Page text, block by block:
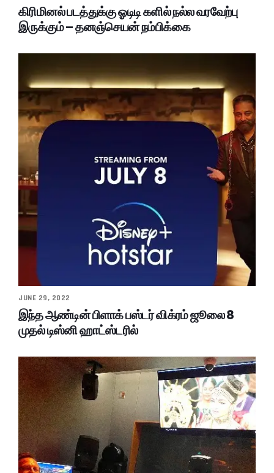
கிரிமினல் படத்துக்கு ஓடிடி களில் நல்ல வரவேற்பு
இருக்கும் – தனஞ்செயன் நம்பிக்கை
JUNE 29, 2022
இந்த ஆண்டின் பிளாக் பஸ்டர் விக்ரம் ஜூலை 8
முதல் டிஸ்னி ஹாட்ஸ்டரில்